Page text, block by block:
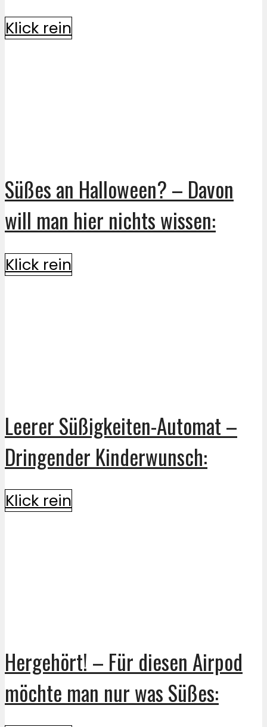
Klick rein
Süßes an Halloween? – Davon
will man hier nichts wissen:
Klick rein
Leerer Süßigkeiten-Automat –
Dringender Kinderwunsch:
Klick rein
Hergehört! – Für diesen Airpod
möchte man nur was Süßes: